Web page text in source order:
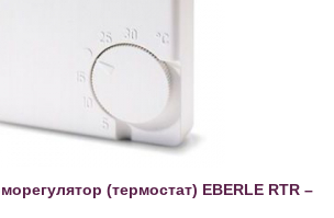
(термостат) EBERLE RTR –